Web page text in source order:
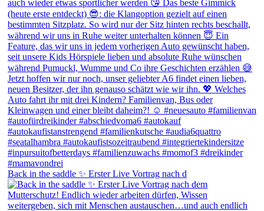
Back in the saddle ✨ Erster Live Vortrag nach d